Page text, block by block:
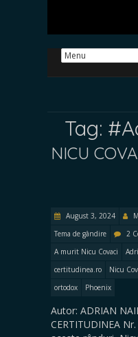
Tag:
NICU
August 3, 2024
Tema de gândire
2
A murit Nicu Covaci
certitudinea.ro
Nicu
ortodox
Phoenix
Autor: ADRIAN
CERTITUDINEA